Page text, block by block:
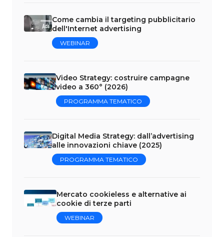
Come cambia il targeting pubblicitario
dell'Internet advertising
WEBINAR
Video Strategy: costruire campagne
video a 360° (2026)
PROGRAMMA TEMATICO
Digital Media Strategy: dall’advertising
alle innovazioni chiave (2025)
PROGRAMMA TEMATICO
Mercato cookieless e alternative ai
cookie di terze parti
WEBINAR